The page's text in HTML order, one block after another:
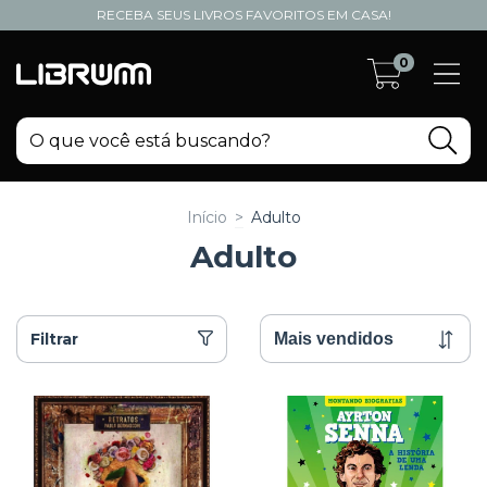
RECEBA SEUS LIVROS FAVORITOS EM CASA!
0
Início > Adulto
Adulto
Filtrar